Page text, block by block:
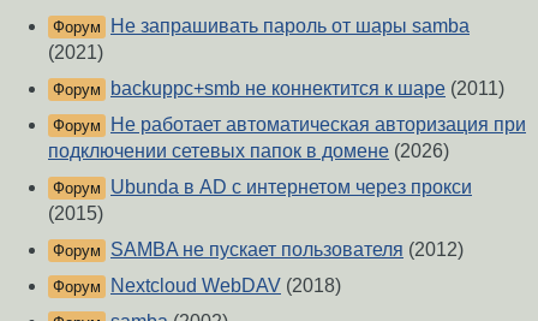
Форум
Не запрашивать пароль от шары samba
(2021)
Форум backuppc+smb не коннектится к шаре (2011)
Форум
Не работает автоматическая авторизация при
подключении сетевых папок в домене (2026)
Форум
Ubunda в AD с интернетом через прокси
(2015)
Форум SAMBA не пускает пользователя (2012)
Форум Nextcloud WebDAV (2018)